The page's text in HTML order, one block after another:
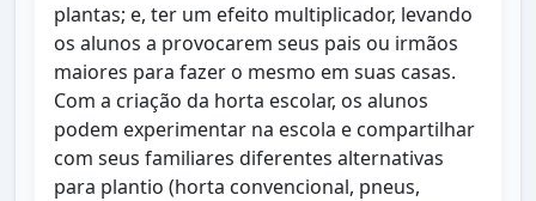
plantas; e, ter um efeito multiplicador, levando
os alunos a provocarem seus pais ou irmãos
maiores para fazer o mesmo em suas casas.
Com a criação da horta escolar, os alunos
podem experimentar na escola e compartilhar
com seus familiares diferentes alternativas
para plantio (horta convencional, pneus,